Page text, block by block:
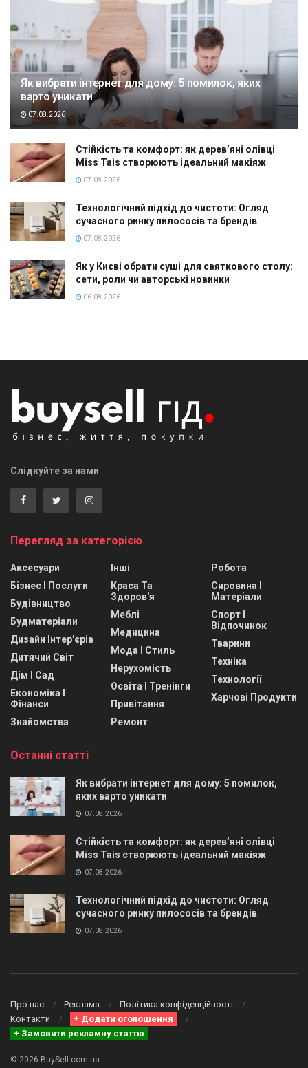
Як вибрати інтернет для дому: 5 помилок, яких
варто уникати
07.08.2026
Стійкість та комфорт: як дерев’яні олівці
Miss Tais створюють ідеальний макіяж
07.08.2026
Технологічний підхід до чистоти: Огляд
сучасного ринку пилососів та брендів
07.08.2026
Як у Києві обрати суші для святкового столу:
сети, роли чи авторські новинки
06.08.2026
Слідкуйте за нами
Перегляд за категорією
Аксесуари
Бізнес І Послуги
Будівництво
Будматеріали
Дизайн Інтер'єрів
Дитячий Світ
Дім І Сад
Економіка І
Фінанси
Знайомства
Інші
Краса Та
Здоров'я
Меблі
Медицина
Мода І Стиль
Нерухомість
Освіта І Тренінги
Привітання
Ремонт
Робота
Сировина І
Матеріали
Спорт І
Відпочинок
Тварини
Техніка
Технології
Харчові Продукти
Останні статті
Як вибрати інтернет для дому: 5 помилок,
яких варто уникати
07.08.2026
Стійкість та комфорт: як дерев’яні олівці
Miss Tais створюють ідеальний макіяж
07.08.2026
Технологічний підхід до чистоти: Огляд
сучасного ринку пилососів та брендів
07.08.2026
Про нас Реклама
Політика конфіденційності
Контакти
+ Додати оголошення
+ Замовити рекламну статтю
© 2026 BuySell.com.ua